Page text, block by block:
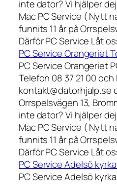
inte dator? Vi hjälper
Mac PC Service ( Nytt
funnits 11 år på
Därför PC Service Låt
PC Service Orangeriet
PC Service Orangeriet
Telefon 08 37 21 00
kontakt@datorhjalp.se
Orrspelsvägen 13,
inte dator? Vi hjälper
Mac PC Service ( Nytt
funnits 11 år på
Därför PC Service Låt
PC Service Adelsö
PC Service Adelsö